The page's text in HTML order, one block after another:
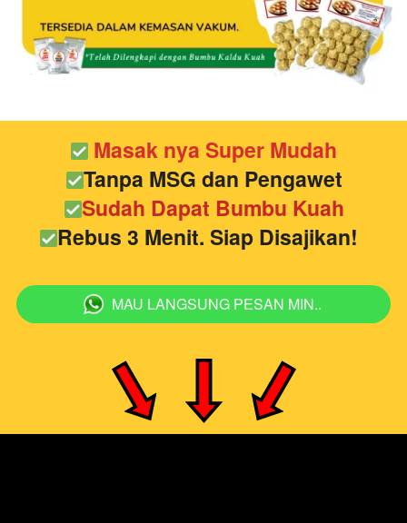
Masak nya Super Mudah
Tanpa MSG dan Pengawet
Sudah Dapat Bumbu Kuah
Rebus 3 Menit. Siap Disajikan!
` MAU LANGSUNG PESAN MIN..